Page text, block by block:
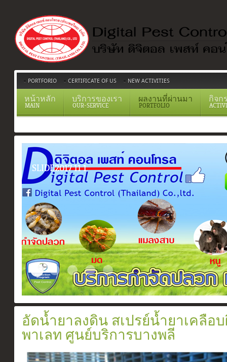
PORTFORIO CERTIFICATE OF US NEW ACTIVITIES
หน้าหลัก
MAIN
บริการของเรา
OUR-SERVICE
ผลงานที่ผ่านมา
PORTFOLIO
กิจก
SLIDE2017 11 1
Slide2017 11 1
Certificate
ระบบวางท่อกำจัดปลวกตามเเนวคาน
สเปรย์ยากำจัดปลวก
อัดน้ำยาเข้าท่อ
อัดน้ำยาลงดิน สเปรย์น้ำยาเคลือ
พาเลท ศูนย์บริการบางพลี